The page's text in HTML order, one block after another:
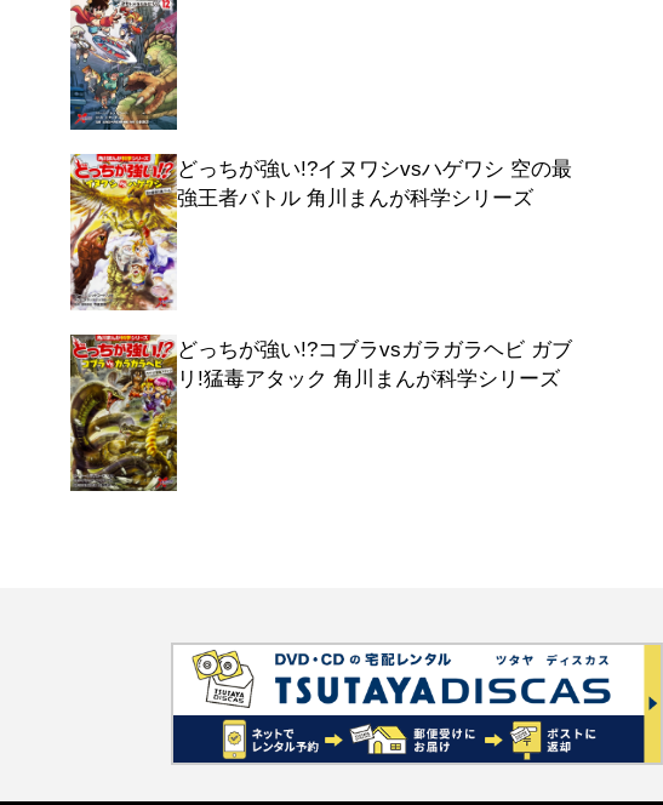
どっちが強い!?イヌワシvsハゲワシ 空の最
強王者バトル 角川まんが科学シリーズ
どっちが強い!?コブラvsガラガラヘビ ガブ
リ!猛毒アタック 角川まんが科学シリーズ